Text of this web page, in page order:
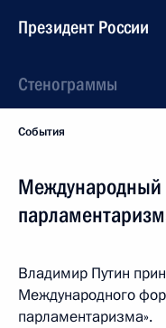
Президент России
Стенограммы
События
Международный
Владимир Путин
Международного
парламентаризма».